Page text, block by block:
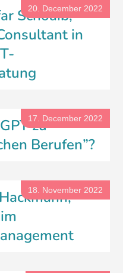
20. December 2022
Schoaib,
in
17. December 2022
zu
Berufen”?
18. November 2022